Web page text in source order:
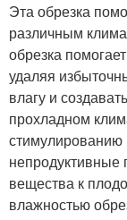
Эта обрезка
различным
обрезка
удаляя
влагу и
прохладном
непродуктивные
вещества к
влажностью